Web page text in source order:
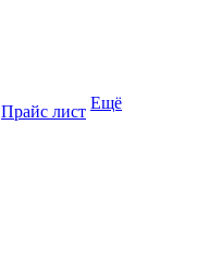
Прайс лист Ещё